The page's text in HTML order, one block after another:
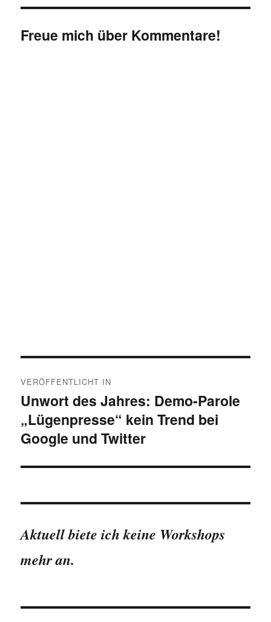
Freue mich über Kommentare!
VERÖFFENTLICHT IN
Unwort des Jahres: Demo-Parole
„Lügenpresse“ kein Trend bei
Google und Twitter
Aktuell biete ich keine Workshops
mehr an.